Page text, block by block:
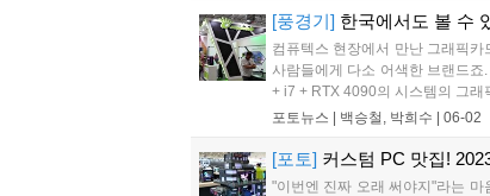
[풍경기] 한국에서도 볼 수
컴퓨텍스 현장에서 만난 그래픽
사람들에게 다소 어색한 브랜드
+ i7 + RTX 4090의 시스템의 그
포토뉴스 | 백승철, 박희수 06-02
[포토] 커스텀 PC 맛집!
"이번엔 진짜 오래 써야지"라는